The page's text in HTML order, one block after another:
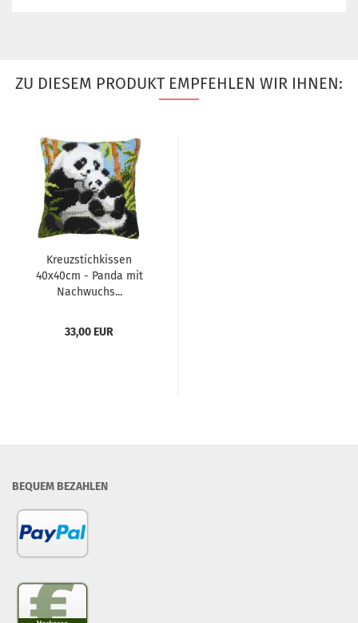
ZU DIESEM PRODUKT EMPFEHLEN WIR IHNEN:
Kreuzstichkissen
40x40cm - Panda mit
Nachwuchs...
33,00 EUR
BEQUEM BEZAHLEN